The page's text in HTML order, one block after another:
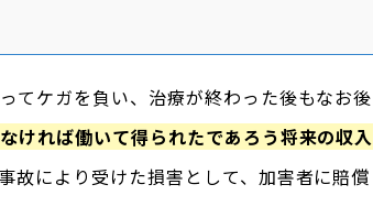
てケガを負い、治療が終わった後もなお後
ければ働いて得られたであろう将来の収入
故により受けた損害として、加害者に賠償